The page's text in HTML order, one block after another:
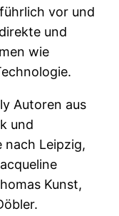
vor und
und
wie
Autoren aus
und
nach Leipzig,
Kunst,